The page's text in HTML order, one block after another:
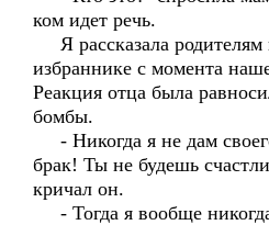
ком идет речь.
Я рассказала родителям
избраннике с момента
Реакция отца была
бомбы.
- Никогда я не дам
брак! Ты не будешь
кричал он.
- Тогда я вообще